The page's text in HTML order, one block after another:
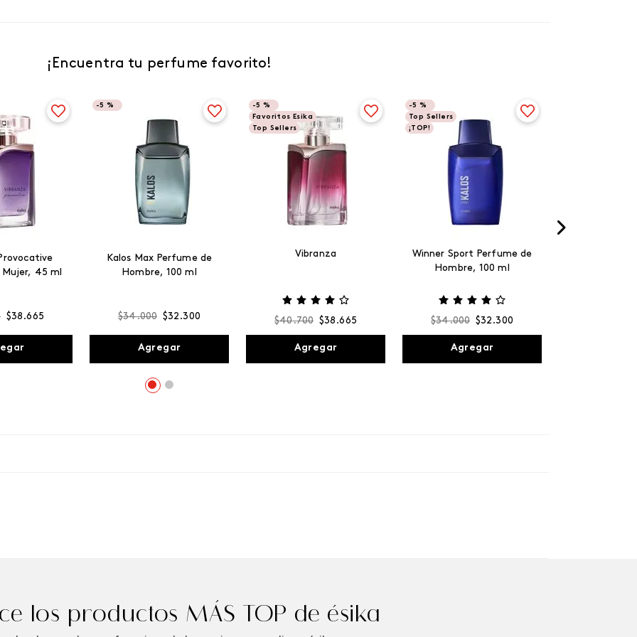
¡Encuentra tu perfume favorito!
45 ml
$38 .665
-5 %
Kalos Max Perfume de
Hombre, 100 ml
$34.000 $32 .300
Agregar
-5 %
Favoritos Esika
Top Sellers
Vibranza
$40.700 $38 .665
Agregar
-5 %
Top Sellers
¡TOP!
Winner Sport Perfume de
Hombre, 100 ml
$34.000 $32 .300
Agregar
los productos MÁS TOP de ésika